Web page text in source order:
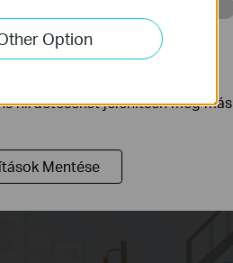
Option
weboldalunkon végzett
hirdetéseket jelenítsen meg más
Mentése